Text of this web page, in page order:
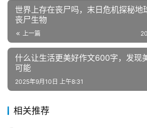
世界上存在丧尸吗，末日危机探秘地
丧尸生物
上一篇
什么让生活更美好作文600字，发现
可能
2025年9月10日 上午8:31
相关推荐